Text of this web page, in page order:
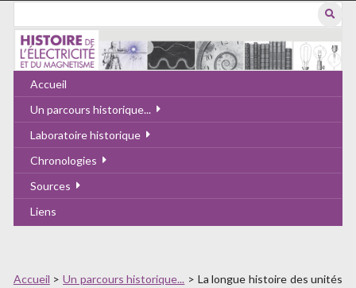
contenu
principal
Accueil
Un parcours historique...
Laboratoire historique
Chronologies
Sources
Liens
Accueil >Un parcours historique... > La longue histoire des unités